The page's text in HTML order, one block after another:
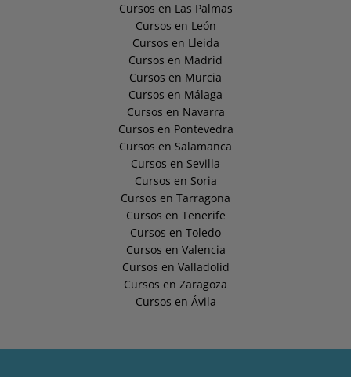
Cursos en Las Palmas
Cursos en León
Cursos en Lleida
Cursos en Madrid
Cursos en Murcia
Cursos en Málaga
Cursos en Navarra
Cursos en Pontevedra
Cursos en Salamanca
Cursos en Sevilla
Cursos en Soria
Cursos en Tarragona
Cursos en Tenerife
Cursos en Toledo
Cursos en Valencia
Cursos en Valladolid
Cursos en Zaragoza
Cursos en Ávila